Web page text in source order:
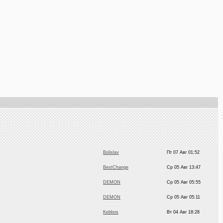
BestChange Ср 05 Авг 13:47
DEMON Ср 05 Авг 05:55
DEMON Ср 05 Авг 05:11
Kebbos Вт 04 Авг 18:28
StiNGer (o-s) Пн 03 Авг 15:45